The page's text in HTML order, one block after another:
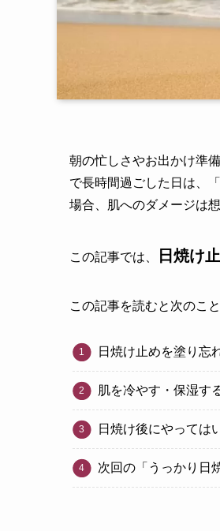
朝の忙しさやお出かけ準
で長時間過ごした日は、
場合、肌へのダメージは
この記事では、 日焼け
この記事を読むと次のこ
日焼け止めを塗り忘
肌を冷やす・保湿す
日焼け後にやっては
次回の「うっかり日